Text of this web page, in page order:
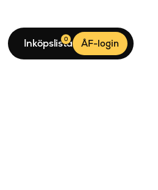
Inköpslista
0 ÅF-login